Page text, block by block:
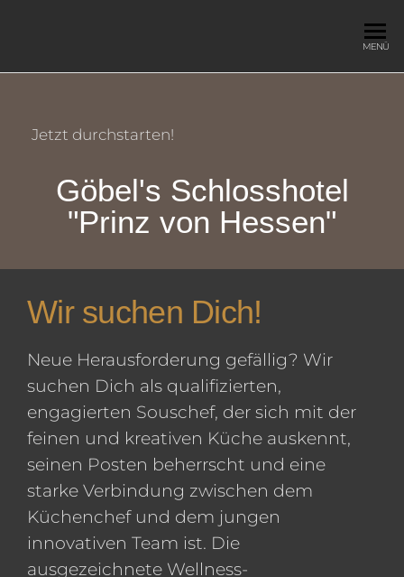
GESUCHT!
unterstützen
wir Hoteliers
Suche nach
neuen
Teamplayern
MENÜ
Jetzt durchstarten!
Göbel's Schlosshotel
"Prinz von Hessen"
Wir suchen Dich!
Neue Herausforderung gefällig? Wir
suchen Dich als qualifizierten,
engagierten Souschef, der sich mit der
feinen und kreativen Küche auskennt,
seinen Posten beherrscht und eine
starke Verbindung zwischen dem
Küchenchef und dem jungen
innovativen Team ist. Die
ausgezeichnete Wellness-